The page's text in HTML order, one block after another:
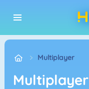
Multiplayer
Multiplayer